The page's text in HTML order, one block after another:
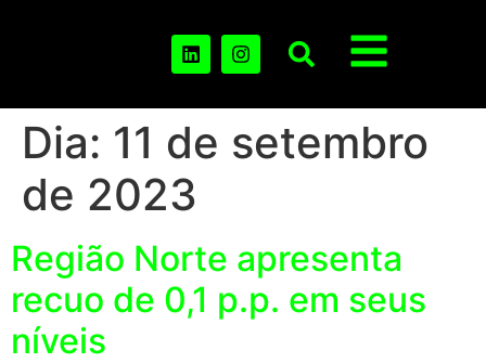
Dia: 11 de setembro
de 2023
Região Norte apresenta
recuo de 0,1 p.p. em seus
níveis